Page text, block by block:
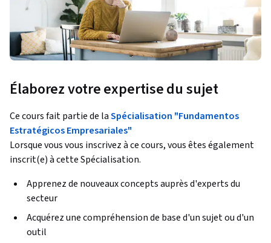
Élaborez votre expertise du sujet
Ce cours fait partie de laSpécialisation "Fundamentos
Estratégicos Empresariales"
Lorsque vous vous inscrivez à ce cours, vous êtes également
inscrit(e) à cette Spécialisation.
Apprenez de nouveaux concepts auprès d'experts du
secteur
Acquérez une compréhension de base d'un sujet ou d'un
outil